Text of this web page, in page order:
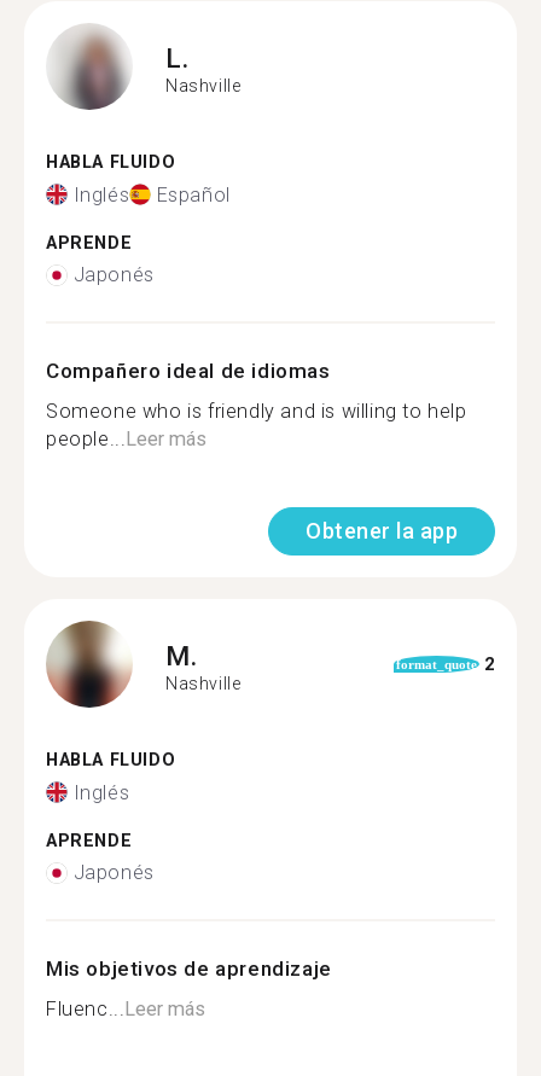
L.
Nashville
HABLA FLUIDO
Inglés Español
APRENDE
Japonés
Compañero ideal de idiomas
Someone who is friendly and is willing to help
people...Leer más
Obtener la app
M.
Nashville
format_quote 2
HABLA FLUIDO
Inglés
APRENDE
Japonés
Mis objetivos de aprendizaje
Fluenc...Leer más